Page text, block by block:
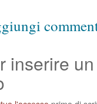
inserire un